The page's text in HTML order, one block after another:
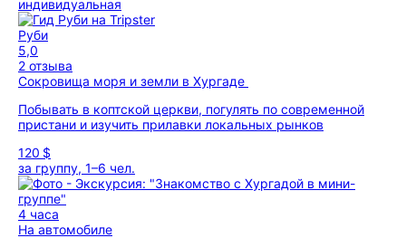
индивидуальная
Руби
5,0
2 отзыва
Сокровища моря и земли в Хургаде
Побывать в коптской церкви, погулять по современной
пристани и изучить прилавки локальных рынков
120 $
за группу, 1–6 чел.
4 часа
На автомобиле